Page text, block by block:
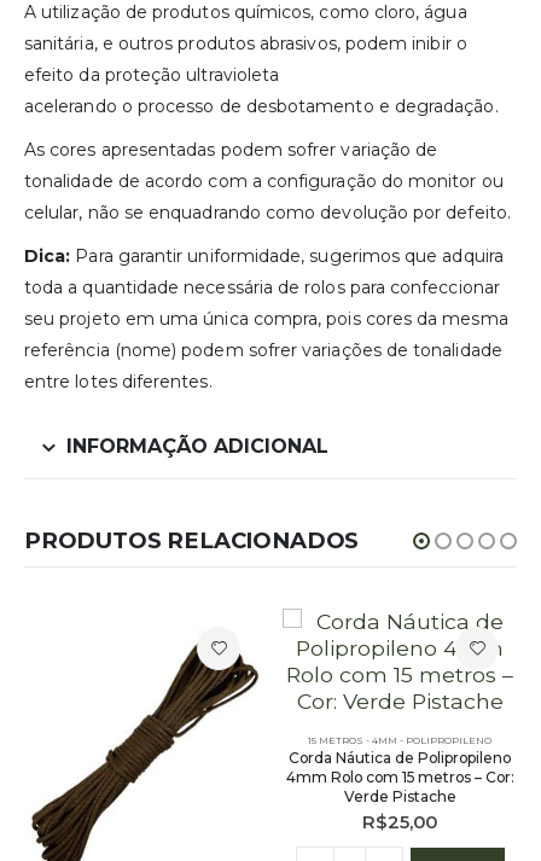
A utilização de produtos químicos, como cloro, água
sanitária, e outros produtos abrasivos, podem inibir o
efeito da proteção ultravioleta
acelerando o processo de desbotamento e degradação.
As cores apresentadas podem sofrer variação de
tonalidade de acordo com a configuração do monitor ou
celular, não se enquadrando como devolução por defeito.
Dica: Para garantir uniformidade, sugerimos que adquira
toda a quantidade necessária de rolos para confeccionar
seu projeto em uma única compra, pois cores da mesma
referência (nome) podem sofrer variações de tonalidade
entre lotes diferentes.
INFORMAÇÃO ADICIONAL
PRODUTOS RELACIONADOS
15 METROS - 4MM - POLIPROPILENO
Corda Náutica de Polipropileno
4mm Rolo com 15 metros – Cor:
Verde Pistache
R$25,00